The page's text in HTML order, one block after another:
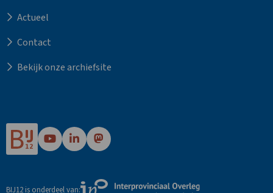
Actueel
Contact
Bekijk onze archiefsite
Ga
naar
Ga
naar
LinkedIn
Ga
naar
Mastodon
BIJ12 is onderdeel van: Externe